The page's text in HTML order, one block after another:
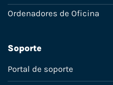
Ordenadores de Oficina
Soporte
Portal de soporte